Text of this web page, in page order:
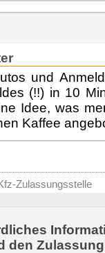
und
(!!) in 10
Idee, was
Kaffee
Zulassungsstelle
den